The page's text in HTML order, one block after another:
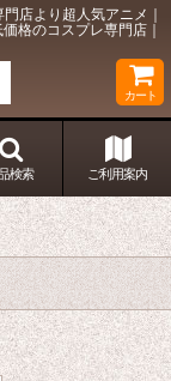
店より超人気アニメ｜
格のコスプレ専門店｜
カート
検索 ご利用案内